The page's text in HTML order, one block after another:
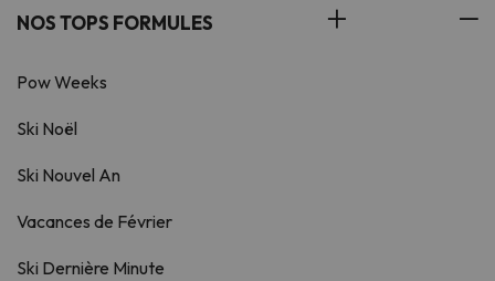
NOS TOPS FORMULES
Pow Weeks
Ski Noël
Ski Nouvel An
Vacances de Février
Ski Dernière Minute